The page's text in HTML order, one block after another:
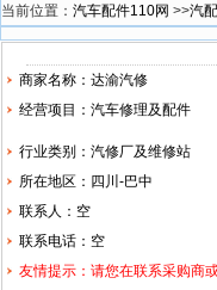
当前位置： 汽车配件110网 >>汽
商家名称：达渝汽修
经营项目： 汽车修理及配件
行业类别：汽修厂及维修站
所在地区：四川-巴中
联系人：空
联系电话：空
友情提示：请您在联系采购商